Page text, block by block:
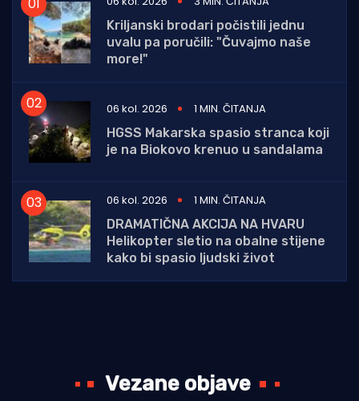
Kriljanski brodari počistili jednu
uvalu pa poručili: "Čuvajmo naše
more!"
06 kol. 2026
1 MIN. ČITANJA
HGSS Makarska spasio stranca koji
je na Biokovo krenuo u sandalama
06 kol. 2026
1 MIN. ČITANJA
DRAMATIČNA AKCIJA NA HVARU
Helikopter sletio na obalne stijene
kako bi spasio ljudski život
Vezane objave